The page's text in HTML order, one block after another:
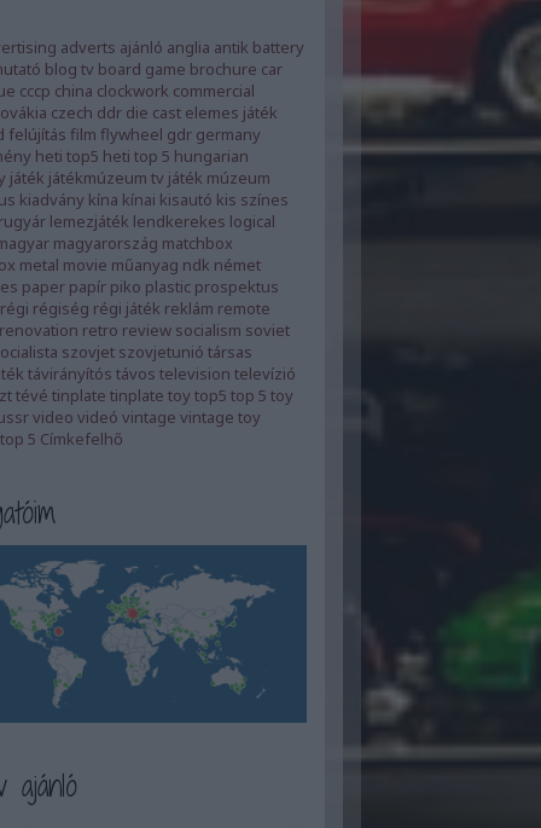
adverts ajánló anglia antik battery
blog tv board game brochure car
cccp china clockwork commercial
czech ddr die cast elemes játék
felújítás film flywheel gdr germany
heti top5 heti top 5 hungarian
játék játékmúzeum tv játék múzeum
kiadvány kína kínai kisautó kis színes
lemezjáték lendkerekes logical
magyarország matchbox
metal movie műanyag ndk német
paper papír piko plastic prospektus
régi régiség régi játék reklám remote
renovation retro review socialism soviet
szovjet szovjetunió társas
távirányítós távos television televízió
tévé tinplate tinplate toy top5 top 5 toy
video videó vintage vintage toy
5 Címkefelhő
ajánló